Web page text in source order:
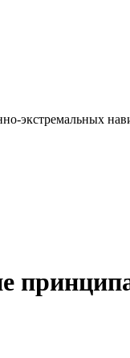
экстремальных